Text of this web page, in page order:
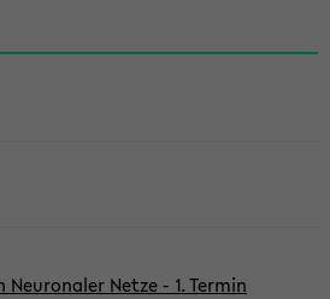
Netze - 1. Termin